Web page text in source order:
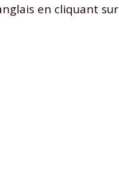
en cliquant sur